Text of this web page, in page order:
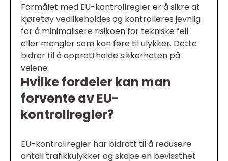
Formålet med EU-kontrollregler er å sikre at
kjøretøy vedlikeholdes og kontrolleres jevnlig
for å minimalisere risikoen for tekniske feil
eller mangler som kan føre til ulykker. Dette
bidrar til å opprettholde sikkerheten på
veiene.
Hvilke fordeler kan man
forvente av EU-
kontrollregler?
EU-kontrollregler har bidratt til å redusere
antall trafikkulykker og skape en bevissthet